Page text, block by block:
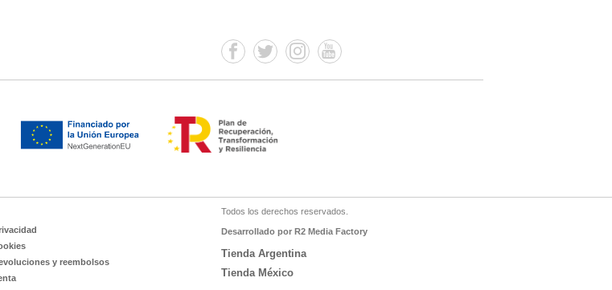
y reembolsos
Todos los derechos reservados.
Desarrollado por R2 Media Factory
Tienda Argentina
Tienda México